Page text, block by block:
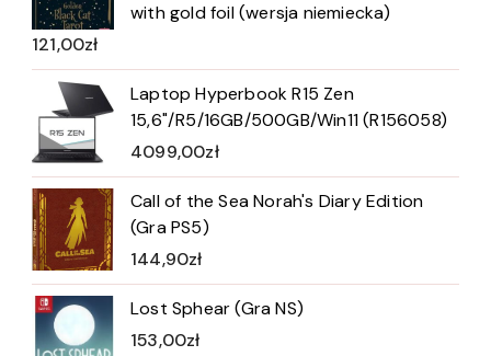
with gold foil (wersja niemiecka)
121,00zł
Laptop Hyperbook R15 Zen
15,6"/R5/16GB/500GB/Win11 (R156058)
4099,00zł
Call of the Sea Norah's Diary Edition
(Gra PS5)
144,90zł
Lost Sphear (Gra NS)
153,00zł